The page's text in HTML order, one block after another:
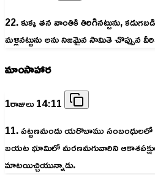
22. కుక్క తన వాంతికి తిరిగినట్టును,
మళ్లినట్టును అను నిజమైన సామితె చొప్పున
మాంసాహార
1రాజులు 14:11
11. పట్టణమందు యరొబాము సంబంధులలో
బయట భూమిలో మరణమగువారిని
మాటయిచ్చియున్నాడు.